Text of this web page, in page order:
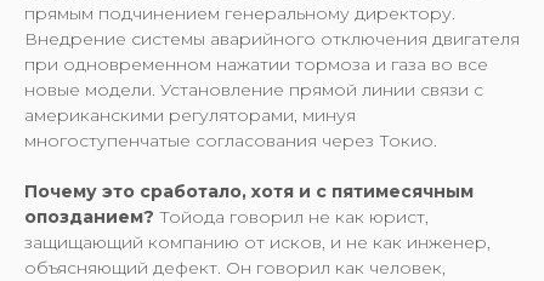
прямым подчинением генеральному директору.
Внедрение системы аварийного отключения двигателя
при одновременном нажатии тормоза и газа во все
новые модели. Установление прямой линии связи с
американскими регуляторами, минуя
многоступенчатые согласования через Токио.
Почему это сработало, хотя и с пятимесячным
опозданием? Тойода говорил не как юрист,
защищающий компанию от исков, и не как инженер,
объясняющий дефект. Он говорил как человек,